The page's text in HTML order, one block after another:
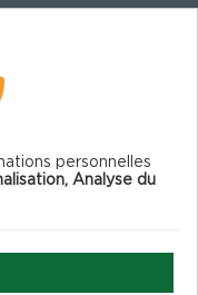
personnelles
Analyse du